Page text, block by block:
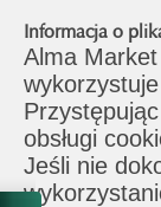
Informacja o
Alma
obsługi
Jeśli nie